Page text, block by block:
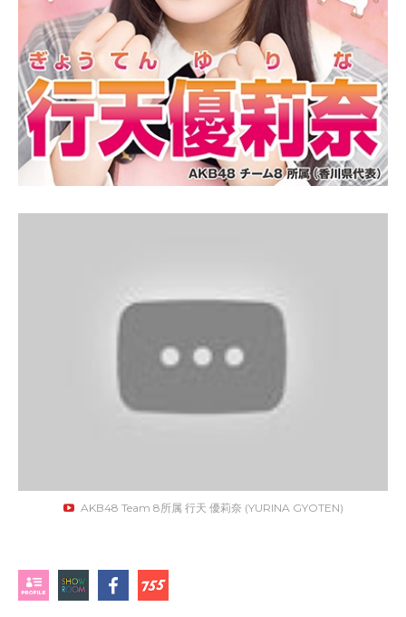
AKB48 Team 8所属 行天 優莉奈 (YURINA GYOTEN)